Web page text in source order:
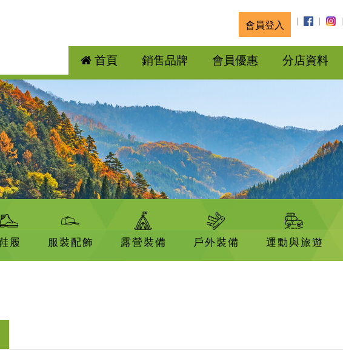
會員登入
首頁 銷售品牌 會員優惠 分店資料
履 服裝配飾 露營裝備 戶外裝備 運動與旅遊